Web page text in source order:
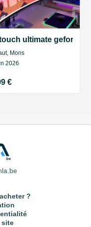
ultimate geforce
Mons
2026
€
?
site